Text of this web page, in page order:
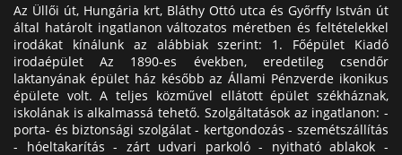
Az Üllői út, Hungária krt, Bláthy Ottó utca és Győrffy István út
által határolt ingatlanon változatos méretben és feltételekkel
irodákat kínálunk az alábbiak szerint: 1. Főépület Kiadó
irodaépület Az 1890-es években, eredetileg csendőr
laktanyának épület ház később az Állami Pénzverde ikonikus
épülete volt. A teljes közművel ellátott épület székháznak,
iskolának is alkalmassá tehető. Szolgáltatások az ingatlanon: -
porta- és biztonsági szolgálat - kertgondozás - szemétszállítás
- hóeltakarítás - zárt udvari parkoló - nyitható ablakok -